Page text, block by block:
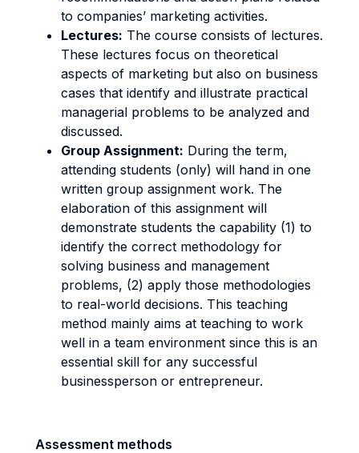
to companies’ marketing activities.
Lectures: The course consists of lectures.
These lectures focus on theoretical
aspects of marketing but also on business
cases that identify and illustrate practical
managerial problems to be analyzed and
discussed.
Group Assignment: During the term,
attending students (only) will hand in one
written group assignment work. The
elaboration of this assignment will
demonstrate students the capability (1) to
identify the correct methodology for
solving business and management
problems, (2) apply those methodologies
to real-world decisions. This teaching
method mainly aims at teaching to work
well in a team environment since this is an
essential skill for any successful
businessperson or entrepreneur.
Assessment methods